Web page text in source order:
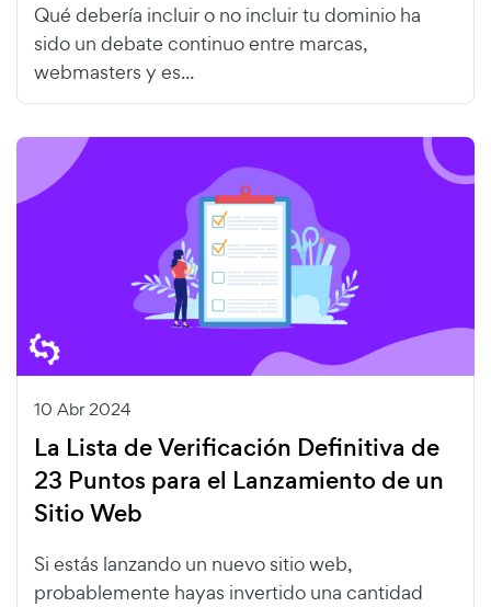
Qué debería incluir o no incluir tu dominio ha
sido un debate continuo entre marcas,
webmasters y es...
10 Abr 2024
La Lista de Verificación Definitiva de
23 Puntos para el Lanzamiento de un
Sitio Web
Si estás lanzando un nuevo sitio web,
probablemente hayas invertido una cantidad